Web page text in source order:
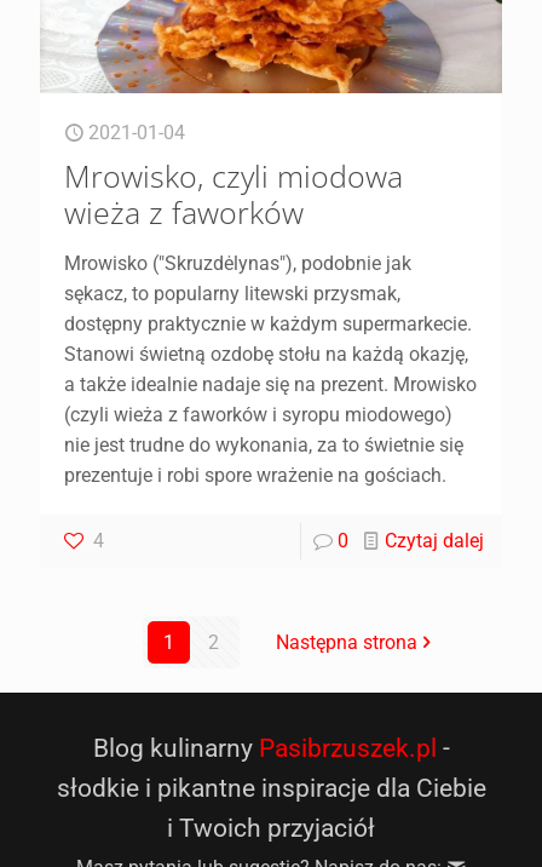
2021-01-04
Mrowisko, czyli miodowa
wieża z faworków
Mrowisko ("Skruzdėlynas"), podobnie jak
sękacz, to popularny litewski przysmak,
dostępny praktycznie w każdym supermarkecie.
Stanowi świetną ozdobę stołu na każdą okazję,
a także idealnie nadaje się na prezent. Mrowisko
(czyli wieża z faworków i syropu miodowego)
nie jest trudne do wykonania, za to świetnie się
prezentuje i robi spore wrażenie na gościach.
4 0 Czytaj dalej
1 2 Następna strona
Blog kulinarny Pasibrzuszek.pl -
słodkie i pikantne inspiracje dla Ciebie
i Twoich przyjaciół